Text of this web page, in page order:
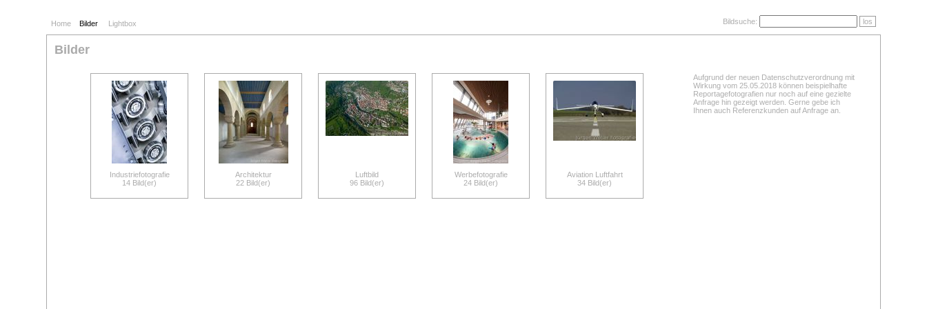
Home Bilder Lightbox Bildsuche: los
Bilder
Aufgrund der neuen Datenschutzverordnung mit
Wirkung vom 25.05.2018 können beispielhafte
Reportagefotografien nur noch auf eine gezielte
Anfrage hin gezeigt werden. Gerne gebe ich
Ihnen auch Referenzkunden auf Anfrage an.
Industriefotografie
14 Bild(er)
Architektur
22 Bild(er)
Luftbild
96 Bild(er)
Werbefotografie
24 Bild(er)
Aviation Luftfahrt
34 Bild(er)